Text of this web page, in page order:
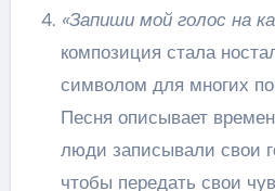
«Запиши мой голос на
композиция стала
символом для многих
Песня описывает
люди записывали свои
чтобы передать свои